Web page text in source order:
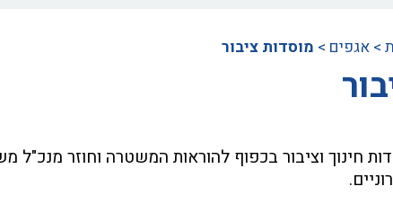
>אגפים > מוסדות ציבור
חינוך וציבור בכפוף להוראות המשטרה וחוזר מנכ"ל